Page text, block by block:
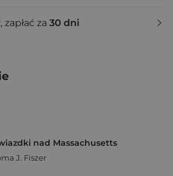
zapłać za 30 dni
nad Massachusetts
J. Fiszer